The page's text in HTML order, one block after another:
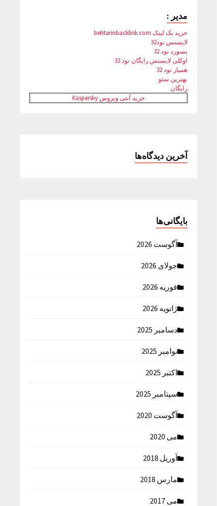
مدیر :
خرید بک لینک behtarinbacklink.com
لایسنس نود32
پسورد نود 32
اوکلی لایسنس رایگان نود 32
همیار نود 32
بهترین سئو
رایگان
خرید آنتی ویروس Kaspersky
آخرین دیدگاه‌ها
بایگانی‌ها
آگوست 2026
جولای 2026
فوریه 2026
ژانویه 2026
دسامبر 2025
نوامبر 2025
اکتبر 2025
سپتامبر 2025
آگوست 2020
می 2020
آوریل 2018
مارس 2018
می 2017